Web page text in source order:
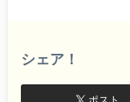
シェア！